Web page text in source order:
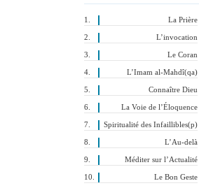
La Prière
L’invocation
Le Coran
L’Imam al-Mahdî(qa)
Connaître Dieu
La Voie de l’Éloquence
Spiritualité des Infaillibles(p)
L’Au-delà
Méditer sur l’Actualité
Le Bon Geste